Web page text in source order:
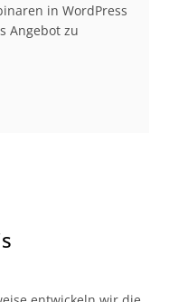
in WordPress
Angebot zu